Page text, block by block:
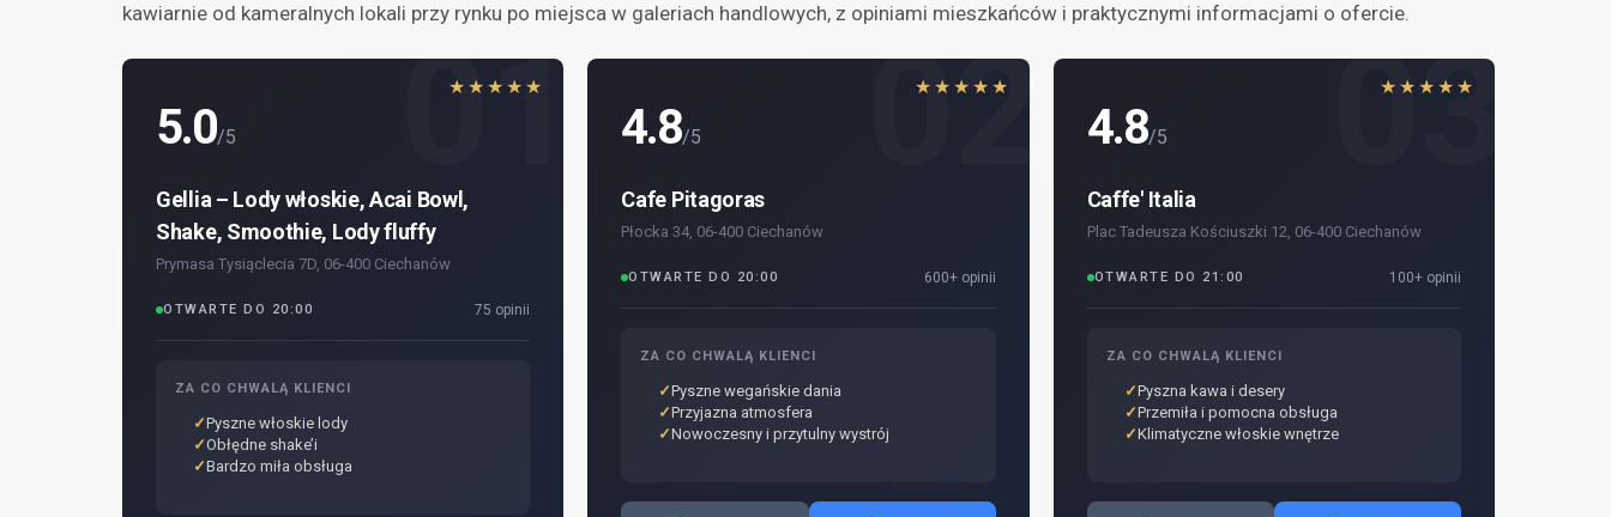
kawiarnie od kameralnych lokali przy rynku po miejsca w galeriach handlowych, z opiniami mieszkańców i praktycznymi informacjami o ofercie.
01
★★★★★
5.0/5
Gellia – Lody włoskie, Acai Bowl,
Shake, Smoothie, Lody fluffy
Prymasa Tysiąclecia 7D, 06-400 Ciechanów
OTWARTE DO 20:00 75 opinii
ZA CO CHWALĄ KLIENCI
Pyszne włoskie lody
Obłędne shake’i
Bardzo miła obsługa
02
★★★★★
4.8/5
Cafe Pitagoras
Płocka 34, 06-400 Ciechanów
OTWARTE DO 20:00 600+ opinii
ZA CO CHWALĄ KLIENCI
Pyszne wegańskie dania
Przyjazna atmosfera
Nowoczesny i przytulny wystrój
03
★★★★★
4.8/5
Caffe' Italia
Plac Tadeusza Kościuszki 12, 06-400 Ciechanów
OTWARTE DO 21:00 100+ opinii
ZA CO CHWALĄ KLIENCI
Pyszna kawa i desery
Przemiła i pomocna obsługa
Klimatyczne włoskie wnętrze